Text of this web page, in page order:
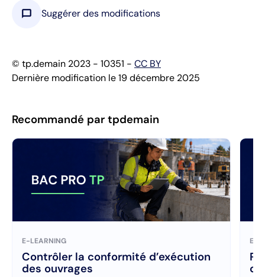
chat_bubble Suggérer des modifications
© tp.demain 2023 - 10351 - CC BY
Dernière modification le 19 décembre 2025
Recommandé par tpdemain
E-LEARNING
Contrôler la conformité d’exécution
des ouvrages
E-